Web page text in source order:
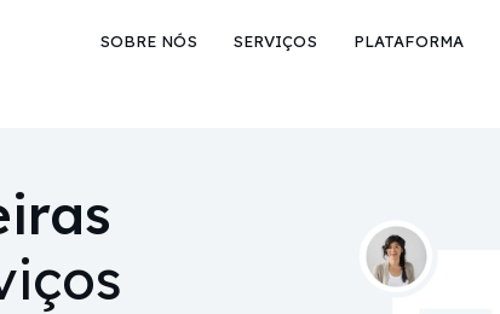
SOBRE NÓS SERVIÇOS PLATAFORMA